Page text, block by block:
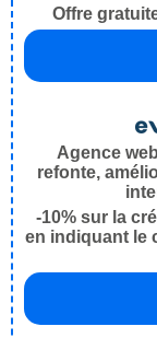
Offre
Agence
refonte,
-10% sur la
en indiquant le